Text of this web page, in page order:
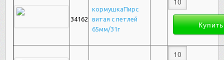
34162
кормушкаПирс
витая с петлей
65мм/31г